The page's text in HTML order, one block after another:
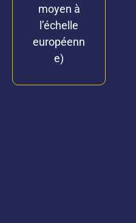
moyen à
l’échelle
européenn
e)